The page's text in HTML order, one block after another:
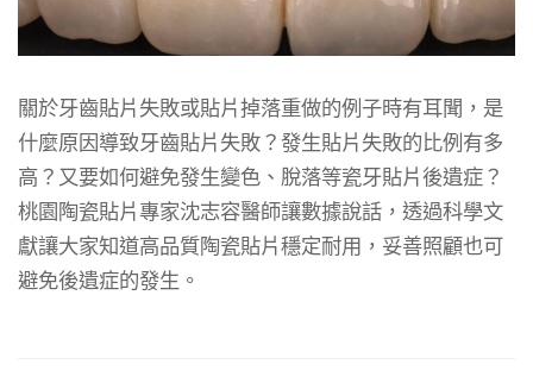
關於牙齒貼片失敗或貼片掉落重做的例子時有耳聞，是
什麼原因導致牙齒貼片失敗？發生貼片失敗的比例有多
高？又要如何避免發生變色、脫落等瓷牙貼片後遺症？
桃園陶瓷貼片專家沈志容醫師讓數據說話，透過科學文
獻讓大家知道高品質陶瓷貼片穩定耐用，妥善照顧也可
避免後遺症的發生。